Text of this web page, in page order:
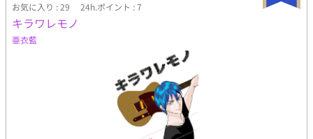
お気に入り : 29 24h.ポイント : 7
キラワレモノ
亜衣藍